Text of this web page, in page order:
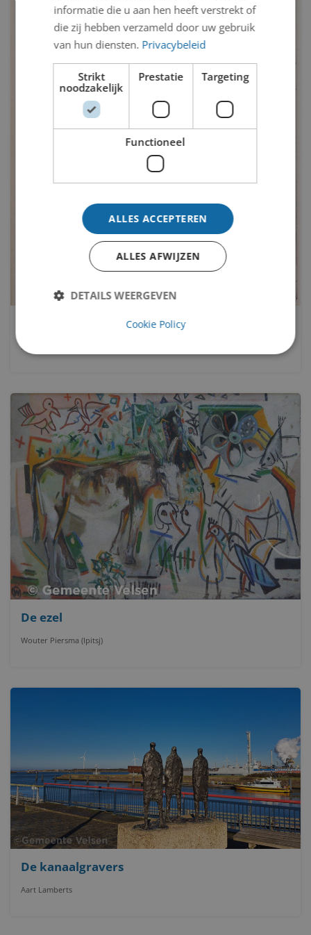
De ezel
Wouter Piersma (Ipitsj)
De kanaalgravers
Aart Lamberts
informatie die u aan hen heeft verstrekt of
die zij hebben verzameld door uw gebruik
van hun diensten. Privacybeleid
Strikt
noodzakelijk
Prestatie Targeting
Functioneel
ALLES ACCEPTEREN
ALLES AFWIJZEN
DETAILS WEERGEVEN
Cookie Policy